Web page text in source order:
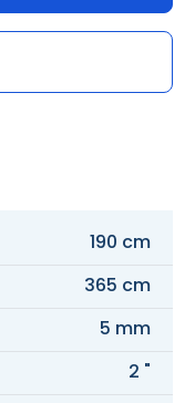
190 cm
365 cm
5 mm
2 "